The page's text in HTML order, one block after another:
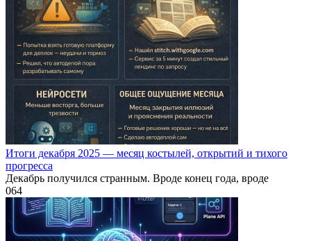
Итоги декабря 2025 — месяц костылей, открытий и тихого
прогресса
Декабрь получился странным. Вроде конец года, вроде
064